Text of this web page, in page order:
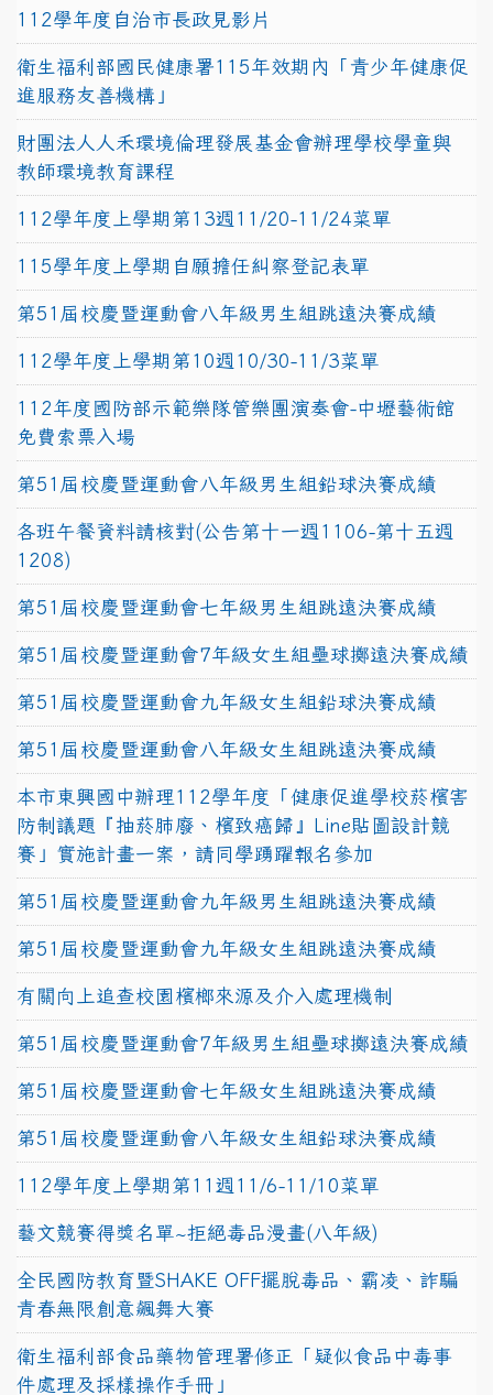
112學年度自治市長政見影片
衛生福利部國民健康署115年效期內「青少年健康促
進服務友善機構」
財團法人人禾環境倫理發展基金會辦理學校學童與
教師環境教育課程
112學年度上學期第13週11/20-11/24菜單
115學年度上學期自願擔任糾察登記表單
第51屆校慶暨運動會八年級男生組跳遠決賽成績
112學年度上學期第10週10/30-11/3菜單
112年度國防部示範樂隊管樂團演奏會-中壢藝術館
免費索票入場
第51屆校慶暨運動會八年級男生組鉛球決賽成績
各班午餐資料請核對(公告第十一週1106-第十五週
1208)
第51屆校慶暨運動會七年級男生組跳遠決賽成績
第51屆校慶暨運動會7年級女生組壘球擲遠決賽成績
第51屆校慶暨運動會九年級女生組鉛球決賽成績
第51屆校慶暨運動會八年級女生組跳遠決賽成績
本市東興國中辦理112學年度「健康促進學校菸檳害
防制議題『抽菸肺廢、檳致癌歸』Line貼圖設計競
賽」實施計畫一案，請同學踴躍報名參加
第51屆校慶暨運動會九年級男生組跳遠決賽成績
第51屆校慶暨運動會九年級女生組跳遠決賽成績
有關向上追查校園檳榔來源及介入處理機制
第51屆校慶暨運動會7年級男生組壘球擲遠決賽成績
第51屆校慶暨運動會七年級女生組跳遠決賽成績
第51屆校慶暨運動會八年級女生組鉛球決賽成績
112學年度上學期第11週11/6-11/10菜單
藝文競賽得獎名單~拒絕毒品漫畫(八年級)
全民國防教育暨SHAKE OFF擺脫毒品、霸凌、詐騙
青春無限創意飆舞大賽
衛生福利部食品藥物管理署修正「疑似食品中毒事
件處理及採樣操作手冊」